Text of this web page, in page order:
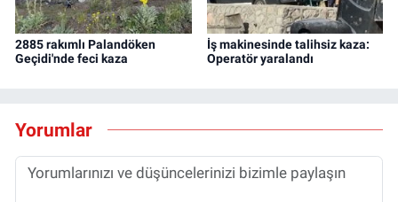
2885 rakımlı Palandöken
Geçidi'nde feci kaza
İş makinesinde talihsiz kaza:
Operatör yaralandı
Yorumlar